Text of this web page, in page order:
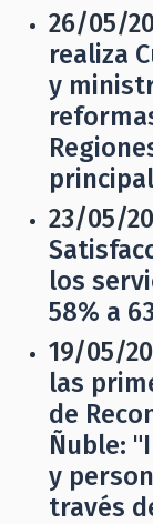
26/05/
realiza
y
23/05/
los
58% a
19/05/
las
de
Ñuble:
y
través